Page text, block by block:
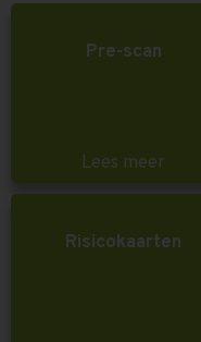
Pre-scan
Lees meer
Risicokaarten